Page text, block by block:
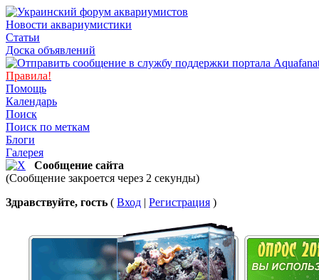
Новости аквариумистики
Статьи
Доска объявлений
Правила!
Помощь
Календарь
Поиск
Поиск по меткам
Блоги
Галерея
Сообщение сайта
(Сообщение закроется через 2 секунды)
Здравствуйте, гость ( Вход | Регистрация )